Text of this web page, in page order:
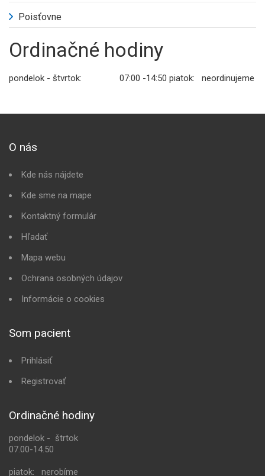
Poisťovne
Ordinačné hodiny
pondelok - štvrtok: 07:00 -14:50 piatok: neordinujeme
O nás
Kde nás nájdete
Kde sme na mape
Kontaktný formulár
Hľadať
Mapa webu
Ochrana osobných údajov
Informácie o cookies
Som pacient
Prihlásiť
Registrovať
Ordinačné hodiny
pondelok - štrtok
07.00-14.50
piatok: nerobíme